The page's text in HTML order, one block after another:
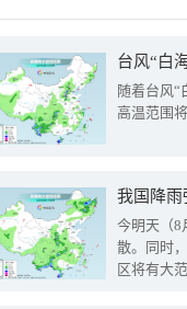
台风“白
随着台风“
高温范围
今明天（8
散。同时
区将有大